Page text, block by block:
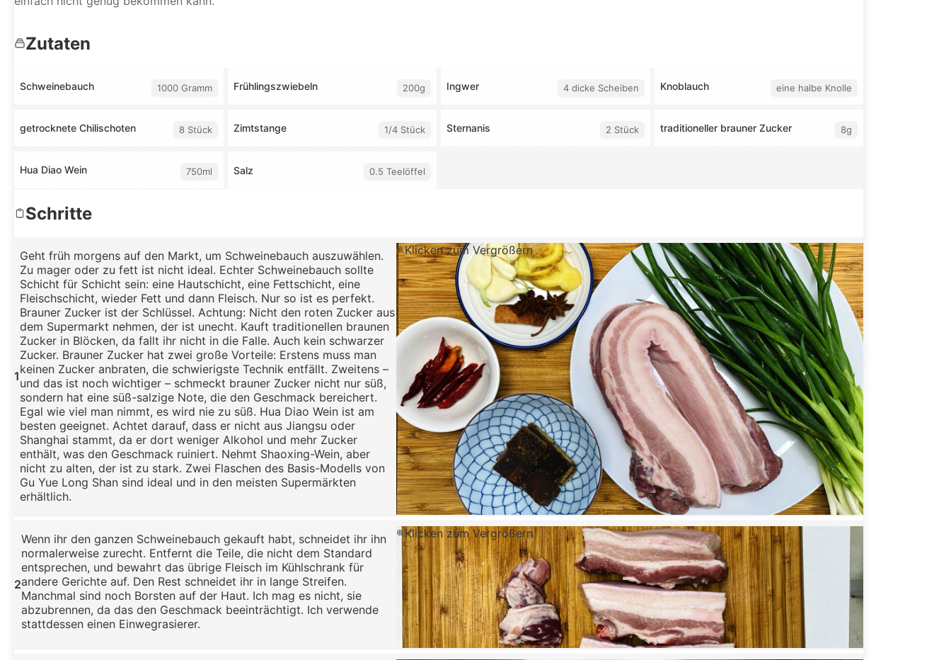
Zutaten
Schweinebauch 1000 Gramm Frühlingszwiebeln 200g Ingwer 4 dicke Scheiben Knoblauch eine halbe Knolle
getrocknete Chilischoten 8 Stück Zimtstange 1/4 Stück Sternanis 2 Stück traditioneller brauner Zucker 8g
Hua Diao Wein 750ml Salz 0.5 Teelöffel
Schritte
1
Geht früh morgens auf den Markt, um Schweinebauch auszuwählen.
Zu mager oder zu fett ist nicht ideal. Echter Schweinebauch sollte
Schicht für Schicht sein: eine Hautschicht, eine Fettschicht, eine
Fleischschicht, wieder Fett und dann Fleisch. Nur so ist es perfekt.
Brauner Zucker ist der Schlüssel. Achtung: Nicht den roten Zucker aus
dem Supermarkt nehmen, der ist unecht. Kauft traditionellen braunen
Zucker in Blöcken, da fallt ihr nicht in die Falle. Auch kein schwarzer
Zucker. Brauner Zucker hat zwei große Vorteile: Erstens muss man
keinen Zucker anbraten, die schwierigste Technik entfällt. Zweitens –
und das ist noch wichtiger – schmeckt brauner Zucker nicht nur süß,
sondern hat eine süß-salzige Note, die den Geschmack bereichert.
Egal wie viel man nimmt, es wird nie zu süß. Hua Diao Wein ist am
besten geeignet. Achtet darauf, dass er nicht aus Jiangsu oder
Shanghai stammt, da er dort weniger Alkohol und mehr Zucker
enthält, was den Geschmack ruiniert. Nehmt Shaoxing-Wein, aber
nicht zu alten, der ist zu stark. Zwei Flaschen des Basis-Modells von
Gu Yue Long Shan sind ideal und in den meisten Supermärkten
erhältlich.
Klicken zum Vergrößern
2
Wenn ihr den ganzen Schweinebauch gekauft habt, schneidet ihr ihn
normalerweise zurecht. Entfernt die Teile, die nicht dem Standard
entsprechen, und bewahrt das übrige Fleisch im Kühlschrank für
andere Gerichte auf. Den Rest schneidet ihr in lange Streifen.
Manchmal sind noch Borsten auf der Haut. Ich mag es nicht, sie
abzubrennen, da das den Geschmack beeinträchtigt. Ich verwende
stattdessen einen Einwegrasierer.
Klicken zum Vergrößern